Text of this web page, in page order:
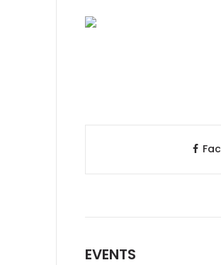
EVENTS